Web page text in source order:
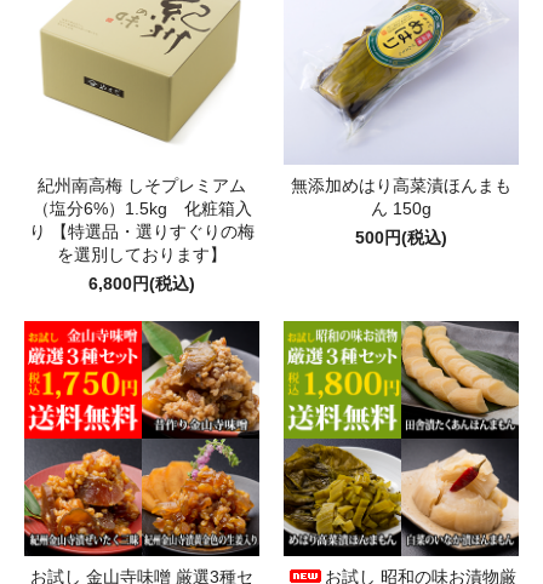
紀州南高梅 しそプレミアム
（塩分6%）1.5kg 化粧箱入
り 【特選品・選りすぐりの梅
を選別しております】
6,800円(税込)
無添加めはり高菜漬ほんまも
ん 150g
500円(税込)
お試し 金山寺味噌 厳選3種セ お試し 昭和の味お漬物厳